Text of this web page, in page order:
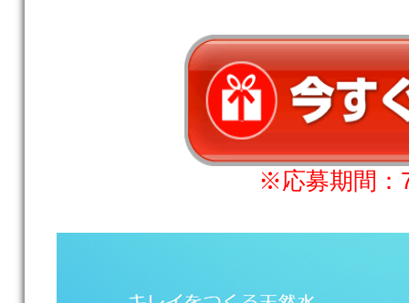
※応募期間：